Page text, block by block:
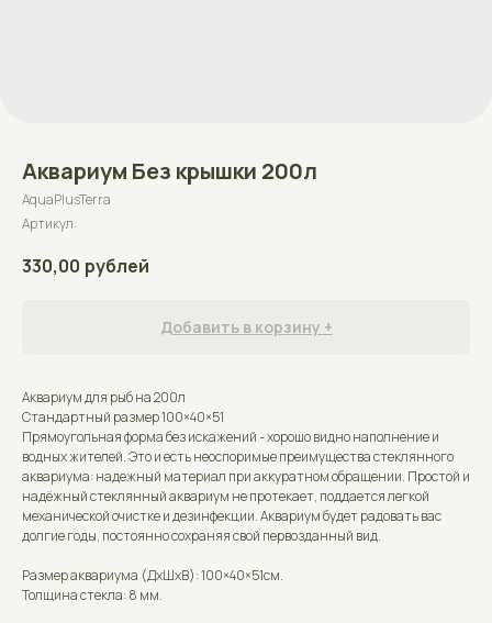
Аквариум Без крышки 200л
AquaPlusTerra
Артикул:
330,00 рублей
Добавить в корзину +
Аквариум для рыб на 200л
Стандартный размер 100×40×51
Прямоугольная форма без искажений - хорошо видно наполнение и
водных жителей. Это и есть неоспоримые преимущества стеклянного
аквариума: надежный материал при аккуратном обращении. Простой и
надёжный стеклянный аквариум не протекает, поддается легкой
механической очистке и дезинфекции. Аквариум будет радовать вас
долгие годы, постоянно сохраняя свой первозданный вид.
Размер аквариума (ДxШxВ): 100×40×51см.
Толщина стекла: 8 мм.